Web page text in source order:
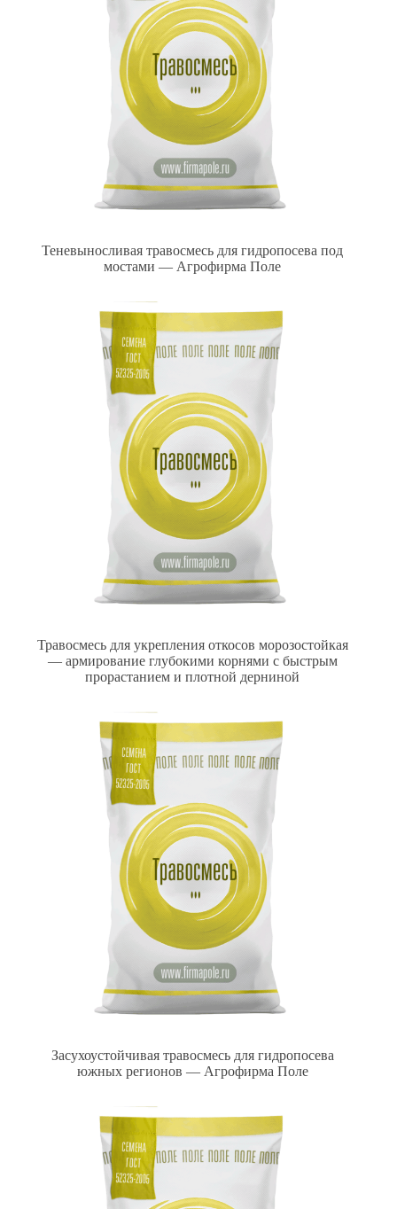
Теневыносливая травосмесь для гидропосева под
мостами — Агрофирма Поле
Травосмесь для укрепления откосов морозостойкая
— армирование глубокими корнями с быстрым
прорастанием и плотной дерниной
Засухоустойчивая травосмесь для гидропосева
южных регионов — Агрофирма Поле